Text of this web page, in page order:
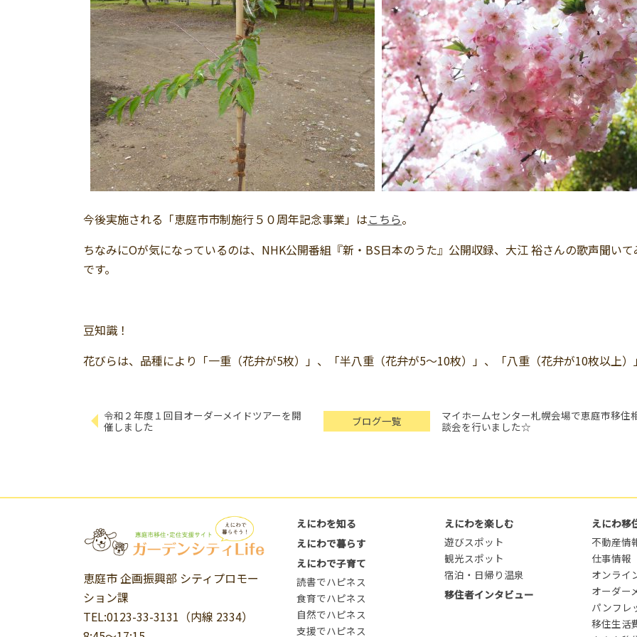
今後実施される「恵庭市市制施行５０周年記念事業」はこちら。
ちなみにOが気になっているのは、NHK公開番組『新・BS日本のうた』公開収録、大江 裕さんの歌声聞い
です。
豆知識！
花びらは、品種により「一重（花弁が5枚）」、「半八重（花弁が5～10枚）」、「八重（花弁が10枚以上）
令和２年度１回目オーダーメイドツアーを開
催しました
ブログ一覧
マイホームセンター札幌会場で恵庭市移住
談会を行いました☆
恵庭市 企画振興部 シティプロモー
ション課
TEL:0123-33-3131（内線 2334）
えにわを知る
えにわで暮らす
えにわで子育て
読書でハピネス
食育でハピネス
自然でハピネス
支援でハピネス
えにわを楽しむ
遊びスポット
観光スポット
宿泊・日帰り温泉
移住者インタビュー
えにわ移
不動産情
仕事情報
オンライ
オーダー
パンフレ
移住生活